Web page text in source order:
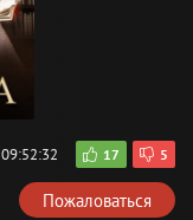
09:52:32 17 5
Пожаловаться